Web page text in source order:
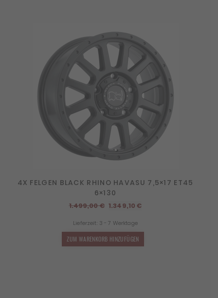
4X FELGEN BLACK RHINO HAVASU 7,5×17 ET45
6×130
1.499,00€ Ursprünglicher
war:
1.499,00 €
1.349,10€Aktueller
Lieferzeit: 3 - 7 Werktage
ZUM WARENKORB HINZUFÜGEN